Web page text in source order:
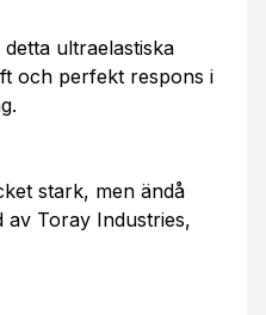
ultraelastiska
och perfekt respons i
stark, men ändå
av Toray Industries,